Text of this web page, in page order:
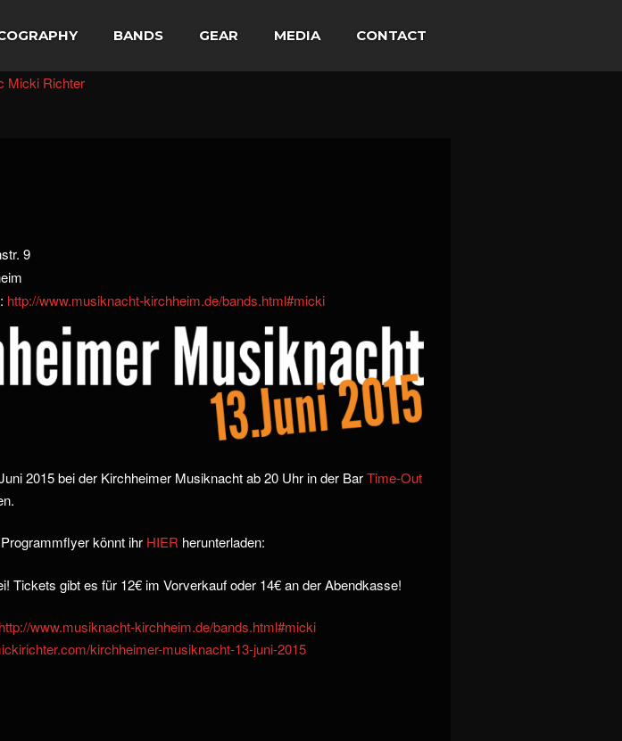
BANDS GEAR MEDIA CONTACT
9
: http://www.musiknacht-kirchheim.de/bands.html#micki
2015 bei der Kirchheimer Musiknacht ab 20 Uhr in der BarTime-Out
könnt ihr HIER herunterladen:
Tickets gibt es für 12€ im Vorverkauf oder 14€ an der Abendkasse!
http://www.musiknacht-kirchheim.de/bands.html#micki
kirchheimer-musiknacht-13-juni-2015